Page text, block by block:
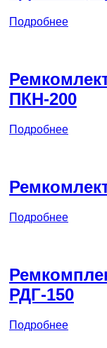
Подробнее
ПКН-200
Подробнее
Подробнее
РДГ-150
Подробнее